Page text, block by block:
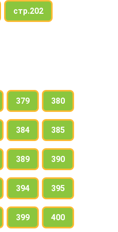
стр.202
379 380
384 385
389 390
394 395
399 400